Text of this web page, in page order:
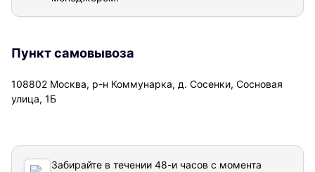
Пункт самовывоза
108802 Москва, р-н Коммунарка, д. Сосенки, Сосновая
улица, 1Б
Забирайте в течении 48-и часов с момента